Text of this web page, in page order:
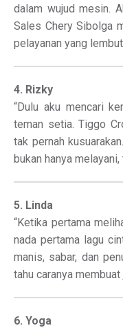
dalam wujud mesin.
Sales Chery Sibolga
pelayanan yang
4. Rizky
“Dulu aku mencari
teman setia. Tiggo
tak pernah
bukan hanya melayani,
5. Linda
“Ketika pertama
nada pertama lagu
manis, sabar, dan
tahu caranya
6. Yoga